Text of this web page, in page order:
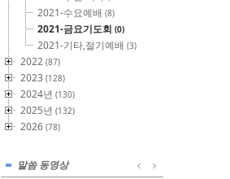
2021-수요예배 (8)
2021-금요기도회 (0)
2021-기타,절기예배 (3)
2022 (87)
2023 (128)
2024년 (130)
2025년 (132)
2026 (78)
말씀 동영상